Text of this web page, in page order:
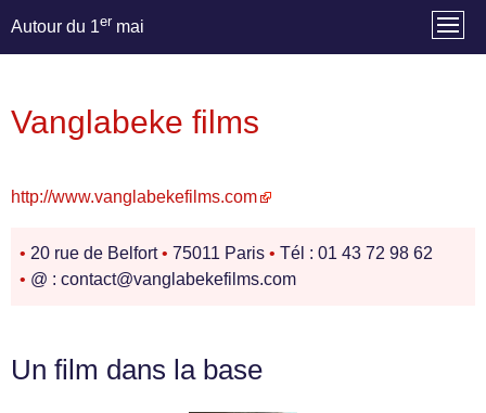
Autour du 1er mai
Vanglabeke films
http://www.vanglabekefilms.com
• 20 rue de Belfort• 75011 Paris • Tél : 01 43 72 98 62
• @ : contact@vanglabekefilms.com
Un film dans la base